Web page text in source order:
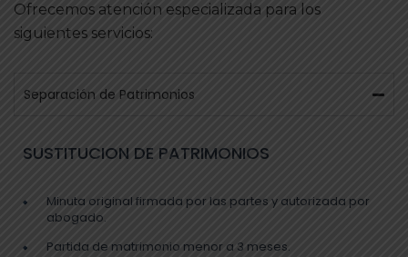
Ofrecemos atención especializada para los
siguientes servicios:
Separación de Patrimonios
SUSTITUCION DE PATRIMONIOS
Minuta original firmada por las partes y autorizada por
abogado.
Partida de matrimonio menor a 3 meses.